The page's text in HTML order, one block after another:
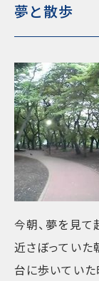
夢と散歩
今朝、夢を見て
近さぼっていた
台に歩いていた